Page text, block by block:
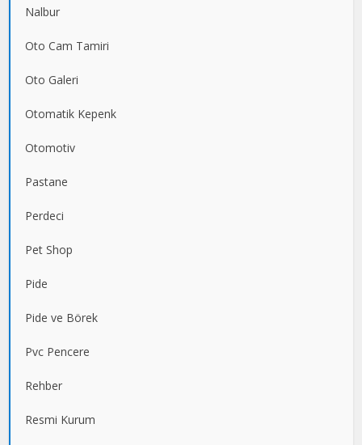
Nalbur
Oto Cam Tamiri
Oto Galeri
Otomatik Kepenk
Otomotiv
Pastane
Perdeci
Pet Shop
Pide
Pide ve Börek
Pvc Pencere
Rehber
Resmi Kurum